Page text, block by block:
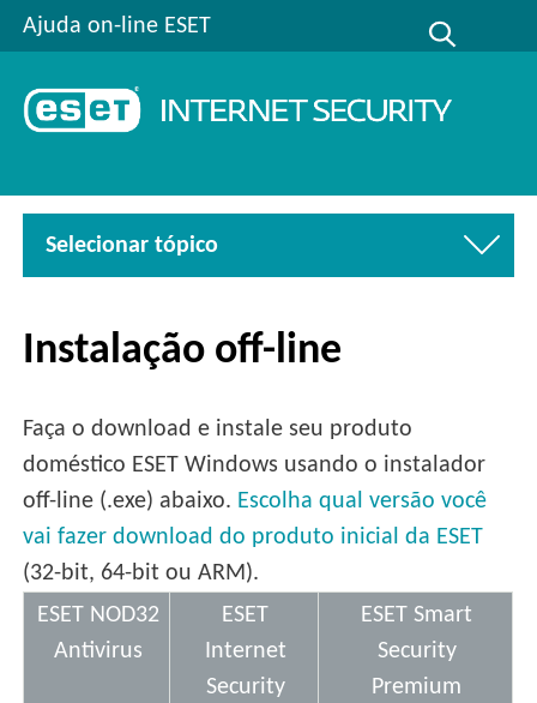
Ajuda on-line ESET
Selecionar tópico
Instalação off-line
Faça o download e instale seu produto
doméstico ESET Windows usando o instalador
off-line (.exe) abaixo. Escolha qual versão você
vai fazer download do produto inicial da ESET
(32-bit, 64-bit ou ARM).
ESET NOD32
Antivirus
ESET
Internet
Security
ESET Smart
Security
Premium